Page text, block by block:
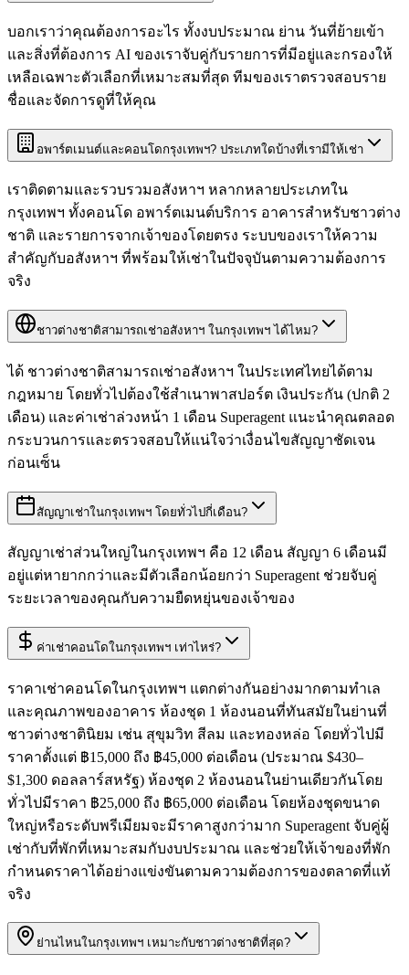
บอกเราว่าคุณต้องการอะไร ทั้งงบประมาณ ย่าน วันที่ย้ายเข้า
และสิ่งที่ต้องการ AI ของเราจับคู่กับรายการที่มีอยู่และกรองให้
เหลือเฉพาะตัวเลือกที่เหมาะสมที่สุด ทีมของเราตรวจสอบราย
ชื่อและจัดการดูที่ให้คุณ
อพาร์ตเมนต์และคอนโดกรุงเทพฯ? ประเภทใดบ้างที่เรามีให้เช่า
เราติดตามและรวบรวมอสังหาฯ หลากหลายประเภทใน
กรุงเทพฯ ทั้งคอนโด อพาร์ตเมนต์บริการ อาคารสำหรับชาวต่าง
ชาติ และรายการจากเจ้าของโดยตรง ระบบของเราให้ความ
สำคัญกับอสังหาฯ ที่พร้อมให้เช่าในปัจจุบันตามความต้องการ
จริง
ชาวต่างชาติสามารถเช่าอสังหาฯ ในกรุงเทพฯ ได้ไหม?
ได้ ชาวต่างชาติสามารถเช่าอสังหาฯ ในประเทศไทยได้ตาม
กฎหมาย โดยทั่วไปต้องใช้สำเนาพาสปอร์ต เงินประกัน (ปกติ 2
เดือน) และค่าเช่าล่วงหน้า 1 เดือน Superagent แนะนำคุณตลอด
กระบวนการและตรวจสอบให้แน่ใจว่าเงื่อนไขสัญญาชัดเจน
ก่อนเซ็น
สัญญาเช่าในกรุงเทพฯ โดยทั่วไปกี่เดือน?
สัญญาเช่าส่วนใหญ่ในกรุงเทพฯ คือ 12 เดือน สัญญา 6 เดือนมี
อยู่แต่หายากกว่าและมีตัวเลือกน้อยกว่า Superagent ช่วยจับคู่
ระยะเวลาของคุณกับความยืดหยุ่นของเจ้าของ
ค่าเช่าคอนโดในกรุงเทพฯ เท่าไหร่?
ราคาเช่าคอนโดในกรุงเทพฯ แตกต่างกันอย่างมากตามทำเล
และคุณภาพของอาคาร ห้องชุด 1 ห้องนอนที่ทันสมัยในย่านที่
ชาวต่างชาตินิยม เช่น สุขุมวิท สีลม และทองหล่อ โดยทั่วไปมี
ราคาตั้งแต่ ฿15,000 ถึง ฿45,000 ต่อเดือน (ประมาณ $430–
$1,300 ดอลลาร์สหรัฐ) ห้องชุด 2 ห้องนอนในย่านเดียวกันโดย
ทั่วไปมีราคา ฿25,000 ถึง ฿65,000 ต่อเดือน โดยห้องชุดขนาด
ใหญ่หรือระดับพรีเมียมจะมีราคาสูงกว่ามาก Superagent จับคู่ผู้
เช่ากับที่พักที่เหมาะสมกับงบประมาณ และช่วยให้เจ้าของที่พัก
กำหนดราคาได้อย่างแข่งขันตามความต้องการของตลาดที่แท้
จริง
ย่านไหนในกรุงเทพฯ เหมาะกับชาวต่างชาติที่สุด?